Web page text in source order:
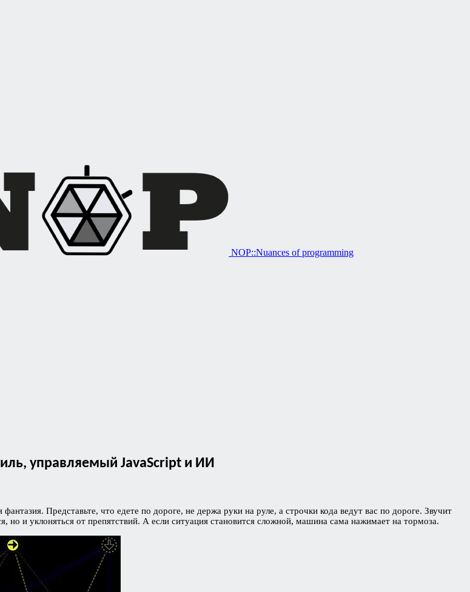
NOP::Nuances of programming
управляемый JavaScript и ИИ
Представьте, что едете по дороге, не держа руки на руле, а строчки кода ведут вас по дороге. Звучит
но и уклоняться от препятствий. А если ситуация становится сложной, машина сама нажимает на тормоза.